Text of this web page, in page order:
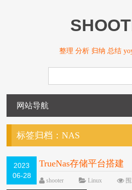
整理 分析 归纳 总结
网站导航
标签归档：NAS
2023
06-28
TrueNas存储平台搭建
shooter Linux 围
论